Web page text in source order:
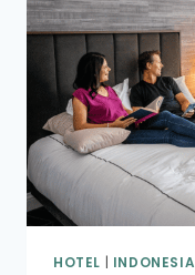
HOTEL INDONESIA